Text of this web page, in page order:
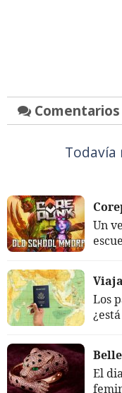
Comentarios
Todavía
Un
Los
El